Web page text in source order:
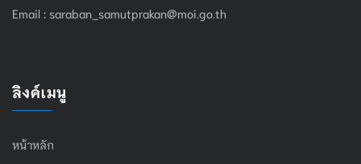
Email : saraban_samutprakan@moi.go.th
ลิงค์เมนู
หน้าหลัก